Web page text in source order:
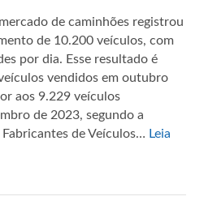
de caminhões registrou
de 10.200 veículos, com
por dia. Esse resultado é
vendidos em outubro
aos 9.229 veículos
de 2023, segundo a
de Veículos… Leia